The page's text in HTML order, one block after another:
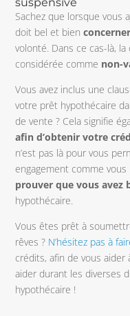
suspensive
Sachez que lorsque vous
doit bel et bien
volonté. Dans ce cas-là,
considérée comme non-
Vous avez inclus une
votre prêt hypothécaire
de vente ? Cela signifie
afin d’obtenir votre
n’est pas là pour vous
engagement comme vous
prouver que vous avez
hypothécaire.
Vous êtes prêt à
rêves ? N’hésitez pas à
crédits, afin de vous
aider durant les diverses
hypothécaire !